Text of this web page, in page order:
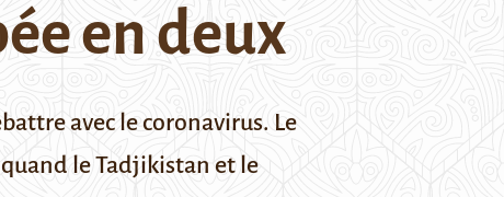
en deux
avec le coronavirus. Le
le Tadjikistan et le